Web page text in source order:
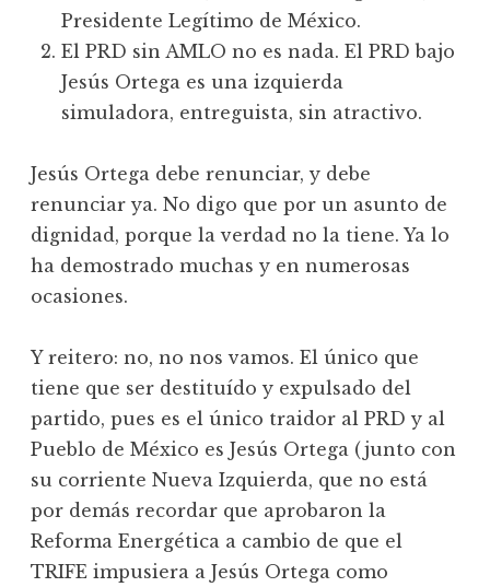
Presidente Legítimo de México.
El PRD sin AMLO no es nada. El PRD bajo
Jesús Ortega es una izquierda
simuladora, entreguista, sin atractivo.
Jesús Ortega debe renunciar, y debe
renunciar ya. No digo que por un asunto de
dignidad, porque la verdad no la tiene. Ya lo
ha demostrado muchas y en numerosas
ocasiones.
Y reitero: no, no nos vamos. El único que
tiene que ser destituído y expulsado del
partido, pues es el único traidor al PRD y al
Pueblo de México es Jesús Ortega (junto con
su corriente Nueva Izquierda, que no está
por demás recordar que aprobaron la
Reforma Energética a cambio de que el
TRIFE impusiera a Jesús Ortega como